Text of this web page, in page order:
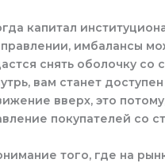
капитал
имбалансы
снять оболочку со
вам станет
вверх, это
покупателей со
того, где на